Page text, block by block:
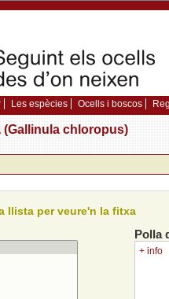
Les espècies Ocells i boscos
(Gallinula chloropus)
llista per veure'n la fitxa
Polla
+ info